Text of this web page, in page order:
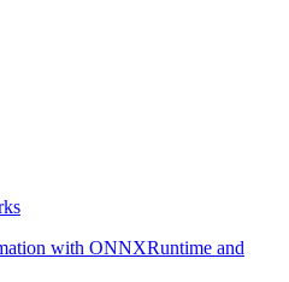
with ONNXRuntime and